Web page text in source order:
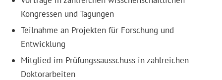
Kongressen und Tagungen
Teilnahme an Projekten für Forschung und
Entwicklung
Mitglied im Prüfungssausschuss in zahlreichen
Doktorarbeiten